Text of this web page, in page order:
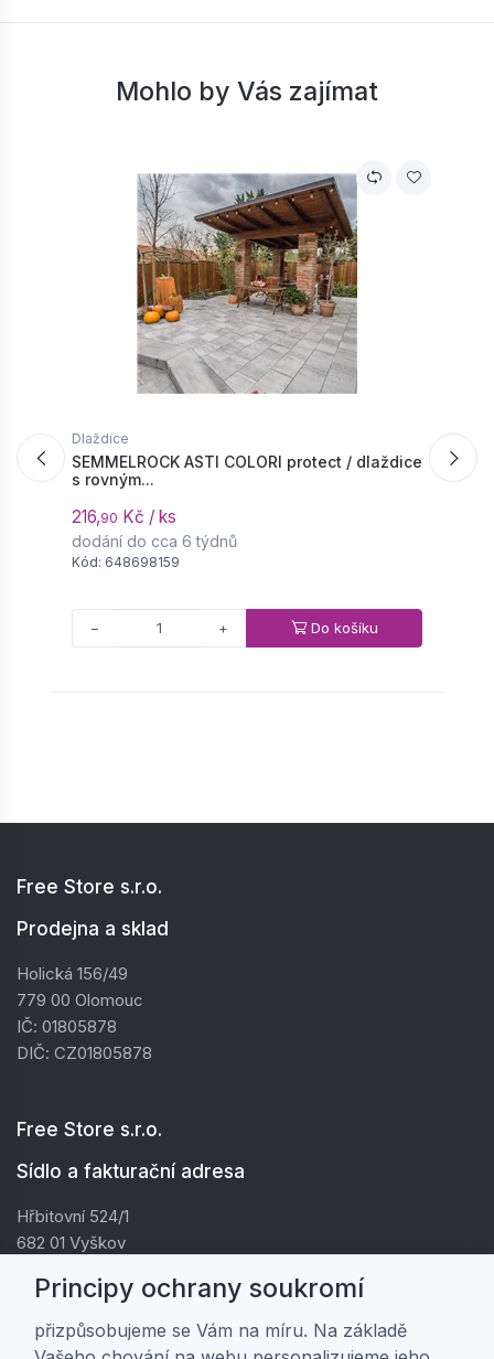
Mohlo by Vás zajímat
Dlaždice
SEMMELROCK ASTI COLORI protect / dlaždice
s rovným...
216,90 Kč / ks
dodání do cca 6 týdnů
Kód: 648698159
− + Do košíku
Free Store s.r.o.
Prodejna a sklad
Holická 156/49
779 00 Olomouc
IČ: 01805878
DIČ: CZ01805878
Free Store s.r.o.
Sídlo a fakturační adresa
Hřbitovní 524/1
682 01 Vyškov
DIČ: CZ01805878
Principy ochrany soukromí
přizpůsobujeme se Vám na míru. Na základě